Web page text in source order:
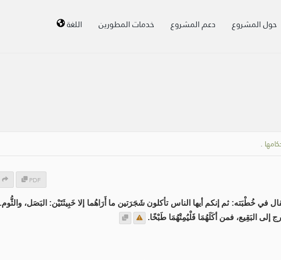
حول المشروع دعم المشروع خدمات المطورين اللغة
.
PDF
ثم إنكم أيها الناس تأكلون شَجَرَتين ما أَرَاهُما إلا خَبِيثَتَيْن: البَصَل،
البَقِيع، فمن أكَلَهُمَا فَلْيُمِتْهُمَا طَبْخًا.